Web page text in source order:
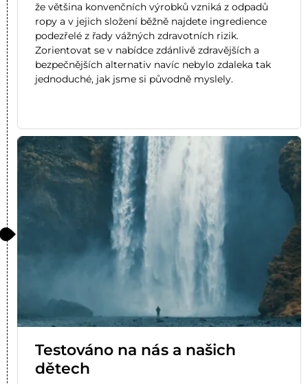
že většina konvenčních výrobků vzniká z odpadů
ropy a v jejich složení běžně najdete ingredience
podezřelé z řady vážných zdravotních rizik.
Zorientovat se v nabídce zdánlivě zdravějších a
bezpečnějších alternativ navíc nebylo zdaleka tak
jednoduché, jak jsme si původně myslely.
Testováno na nás a našich
dětech